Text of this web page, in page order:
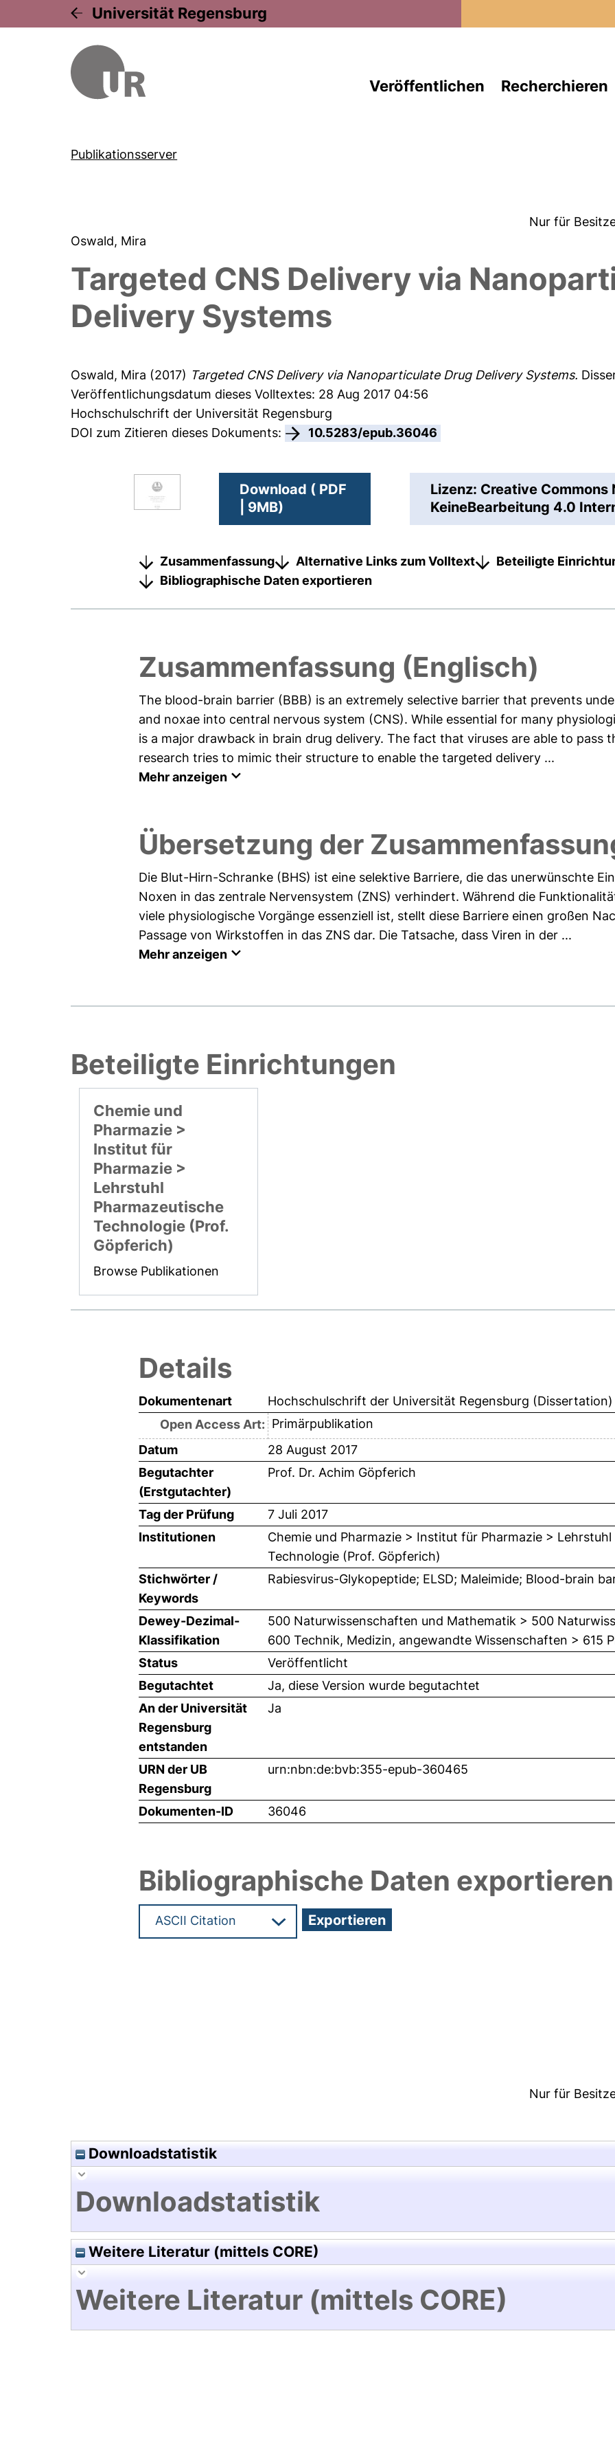
Universität Regensburg
Veröffentlichen Recherchieren
Publikationsserver
Nur für
Oswald, Mira
Targeted CNS Delivery via
Delivery Systems
Oswald, Mira (2017) Targeted CNS Delivery via Nanoparticulate Drug Delivery Systems.
Veröffentlichungsdatum dieses Volltextes: 28 Aug 2017 04:56
Hochschulschrift der Universität Regensburg
DOI zum Zitieren dieses Dokuments:
10.5283/epub.36046
Download ( PDF
| 9MB)
Lizenz: Creative Commons
KeineBearbeitung 4.0
Zusammenfassung Alternative Links zum Volltext Beteiligte
Bibliographische Daten exportieren
Zusammenfassung (Englisch)
The blood-brain barrier (BBB) is an extremely selective barrier that prevents
and noxae into central nervous system (CNS). While essential for many
is a major drawback in brain drug delivery. The fact that viruses are able to pass
research tries to mimic their structure to enable the targeted delivery ...
Mehr anzeigen
Übersetzung der
Die Blut-Hirn-Schranke (BHS) ist eine selektive Barriere, die das unerwünschte
Noxen in das zentrale Nervensystem (ZNS) verhindert. Während die
viele physiologische Vorgänge essenziell ist, stellt diese Barriere einen großen
Passage von Wirkstoffen in das ZNS dar. Die Tatsache, dass Viren in der ...
Mehr anzeigen
Beteiligte Einrichtungen
Chemie und
Pharmazie >
Institut für
Pharmazie >
Lehrstuhl
Pharmazeutische
Technologie (Prof.
Göpferich)
Browse Publikationen
Details
Dokumentenart
Hochschulschrift der Universität Regensburg (Dissertation)
Open Access Art: Primärpublikation
Datum
28 August 2017
Begutachter
(Erstgutachter)
Prof. Dr. Achim Göpferich
Tag der Prüfung
7 Juli 2017
Institutionen
Chemie und Pharmazie > Institut für Pharmazie >
Technologie (Prof. Göpferich)
Stichwörter /
Keywords
Rabiesvirus-Glykopeptide; ELSD; Maleimide; Blood-brain
Dewey-Dezimal-
Klassifikation
500 Naturwissenschaften und Mathematik > 500
600 Technik, Medizin, angewandte Wissenschaften > 615
Status
Veröffentlicht
Begutachtet
Ja, diese Version wurde begutachtet
An der Universität
Regensburg
entstanden
Ja
URN der UB
Regensburg
urn:nbn:de:bvb:355-epub-360465
Dokumenten-ID 36046
Bibliographische Daten exportieren
Nur für
Downloadstatistik
Downloadstatistik
Weitere Literatur (mittels CORE)
Weitere Literatur (mittels CORE)